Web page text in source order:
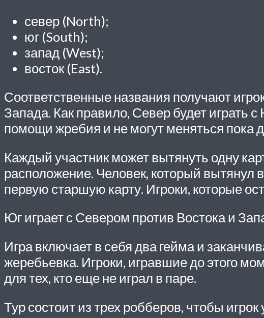
север (North);
юг (South);
запад (West);
восток (East).
Соответственные названия получают
Запада. Как правило, Север будет играть
помощи жребия и не могут меняться пока
Каждый участник может вытянуть одну
расположение. Человек, который вытянул
первую старшую карту. Игроки, которые
Юг играет с Севером против Востока и
Игра включает в себя два гейма и
жеребьевка. Игроки, игравшие до этого
для тех, кто еще не играл в паре.
Тур состоит из трех робберов, чтобы